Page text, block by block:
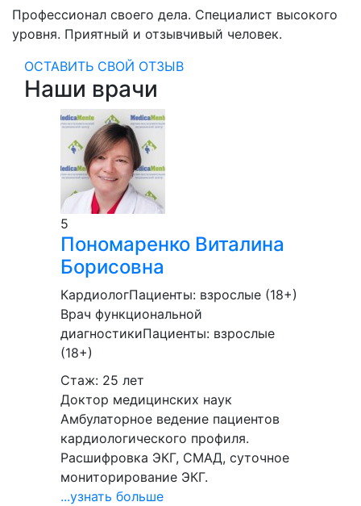
Профессионал своего дела. Специалист высокого
уровня. Приятный и отзывчивый человек.
ОСТАВИТЬ СВОЙ ОТЗЫВ
Наши врачи
5
Пономаренко Виталина
Борисовна
КардиологПациенты: взрослые (18+)
Врач функциональной
диагностикиПациенты: взрослые
(18+)
Стаж: 25 лет
Доктор медицинских наук
Амбулаторное ведение пациентов
кардиологического профиля.
Расшифровка ЭКГ, СМАД, суточное
мониторирование ЭКГ.
...узнать больше